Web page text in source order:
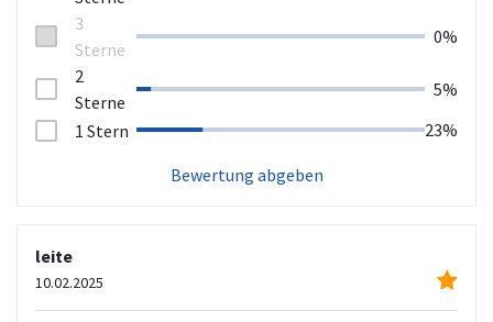
Bewertung abgeben
1 Stern 23%
2
Sterne
5%
3
Sterne
0%
leite
10.02.2025